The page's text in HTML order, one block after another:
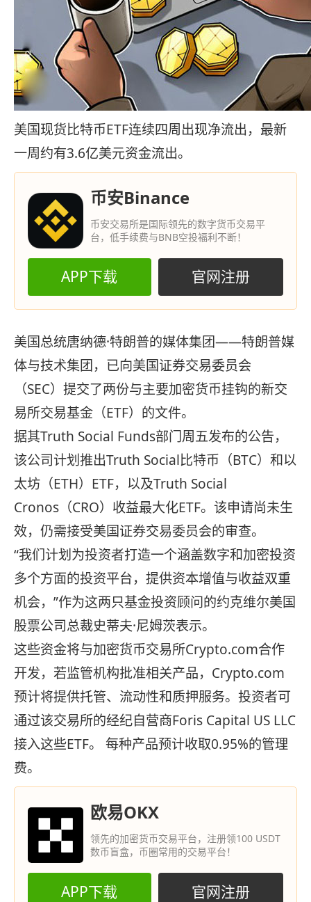
美国现货比特币ETF连续四周出现净流出，最新
一周约有3.6亿美元资金流出。
币安Binance
币安交易所是国际领先的数字货币交易平
台，低手续费与BNB空投福利不断！
APP下载 官网注册
美国总统唐纳德·特朗普的媒体集团——特朗普媒
体与技术集团，已向美国证券交易委员会
（SEC）提交了两份与主要加密货币挂钩的新交
易所交易基金（ETF）的文件。
据其Truth Social Funds部门周五发布的公告，
该公司计划推出Truth Social比特币（BTC）和以
太坊（ETH）ETF，以及Truth Social
Cronos（CRO）收益最大化ETF。该申请尚未生
效，仍需接受美国证券交易委员会的审查。
“我们计划为投资者打造一个涵盖数字和加密投资
多个方面的投资平台，提供资本增值与收益双重
机会，”作为这两只基金投资顾问的约克维尔美国
股票公司总裁史蒂夫·尼姆茨表示。
这些资金将与加密货币交易所Crypto.com合作
开发，若监管机构批准相关产品，Crypto.com
预计将提供托管、流动性和质押服务。投资者可
通过该交易所的经纪自营商Foris Capital US LLC
接入这些ETF。 每种产品预计收取0.95%的管理
费。
欧易OKX
领先的加密货币交易平台，注册领100 USDT
数币盲盒，币圈常用的交易平台！
APP下载 官网注册